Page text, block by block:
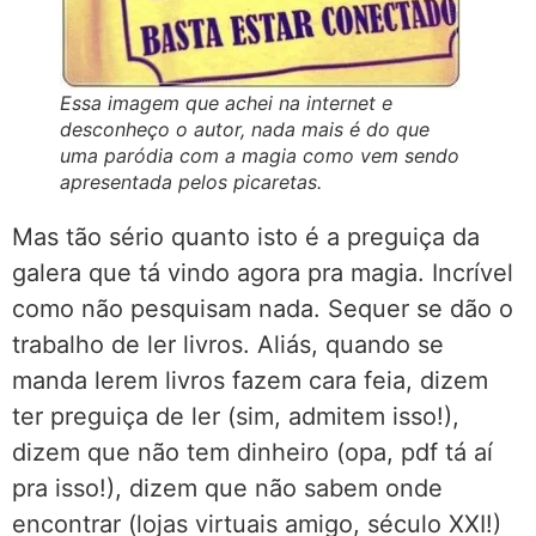
Essa imagem que achei na internet e
desconheço o autor, nada mais é do que
uma paródia com a magia como vem sendo
apresentada pelos picaretas.
Mas tão sério quanto isto é a preguiça da
galera que tá vindo agora pra magia. Incrível
como não pesquisam nada. Sequer se dão o
trabalho de ler livros. Aliás, quando se
manda lerem livros fazem cara feia, dizem
ter preguiça de ler (sim, admitem isso!),
dizem que não tem dinheiro (opa, pdf tá aí
pra isso!), dizem que não sabem onde
encontrar (lojas virtuais amigo, século XXI!)